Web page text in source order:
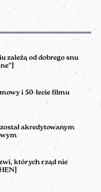
zależą od dobrego snu
i 50-lecie filmu
akredytowanym
których rząd nie